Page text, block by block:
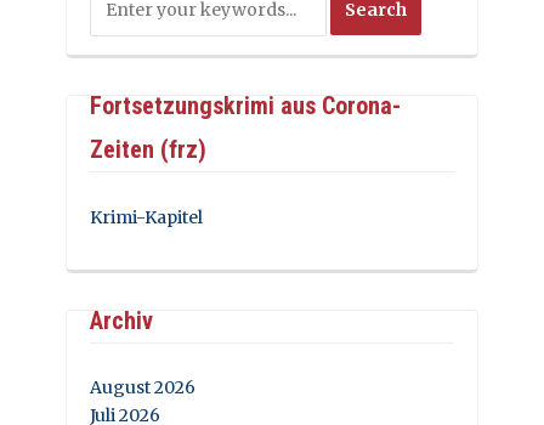
Fortsetzungskrimi aus Corona-
Zeiten (frz)
Krimi-Kapitel
Archiv
August 2026
Juli 2026